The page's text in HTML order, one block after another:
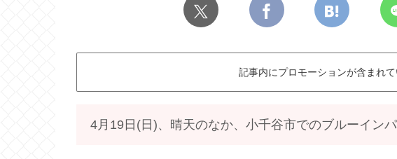
記事内にプロモーションが含まれ
4月19日(日)、晴天のなか、小千谷市でのブルーイン